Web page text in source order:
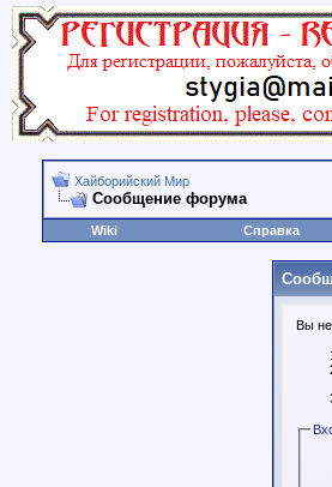
Хайборийский Мир
Сообщение форума
Wiki
Справка
Вы не